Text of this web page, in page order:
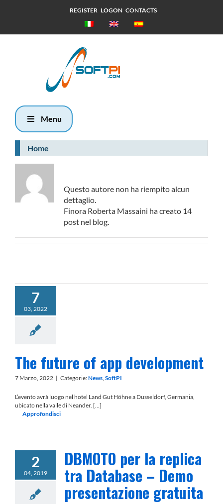
REGISTER LOGON CONTACTS
Menu
Home
Questo autore non ha riempito alcun
dettaglio.
Finora Roberta Massaini ha creato 14
post nel blog.
7
03, 2022
The future of app development
7 Marzo, 2022 | Categorie:News, SoftPI
L’evento avrà luogo nel hotel Land Gut Höhne a Dusseldorf, Germania,
ubicato nella valle di Neander. […]
Approfondisci
2
04, 2019
DBMOTO per la replica
tra Database – Demo
presentazione gratuita